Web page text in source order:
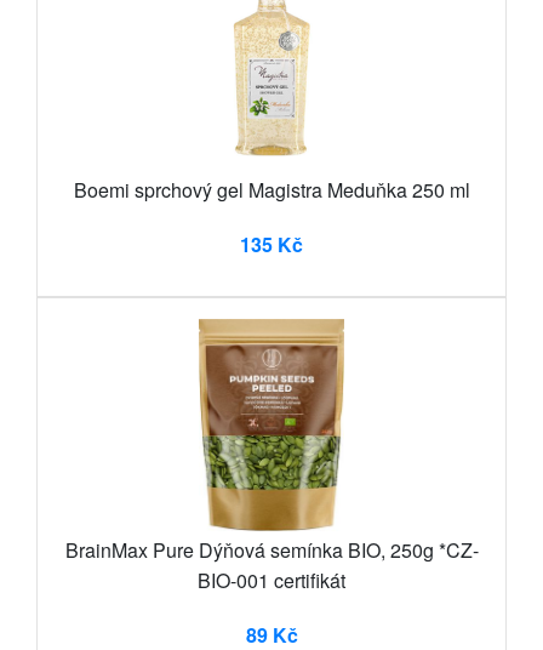
Boemi sprchový gel Magistra Meduňka 250 ml
135 Kč
BrainMax Pure Dýňová semínka BIO, 250g *CZ-
BIO-001 certifikát
89 Kč